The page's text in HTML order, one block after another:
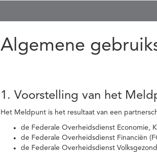
Algemene
1. Voorstelling van het
Het Meldpunt is het resultaat van een
de Federale Overheidsdienst Economie,
de Federale Overheidsdienst Financiën
de Federale Overheidsdienst